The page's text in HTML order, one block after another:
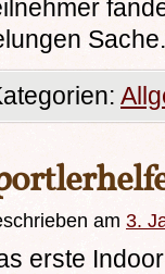
Sache.
am 3.
erste